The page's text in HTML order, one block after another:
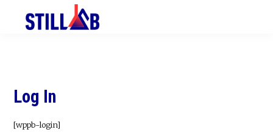
primary
primary
Log In
[wppb-login]